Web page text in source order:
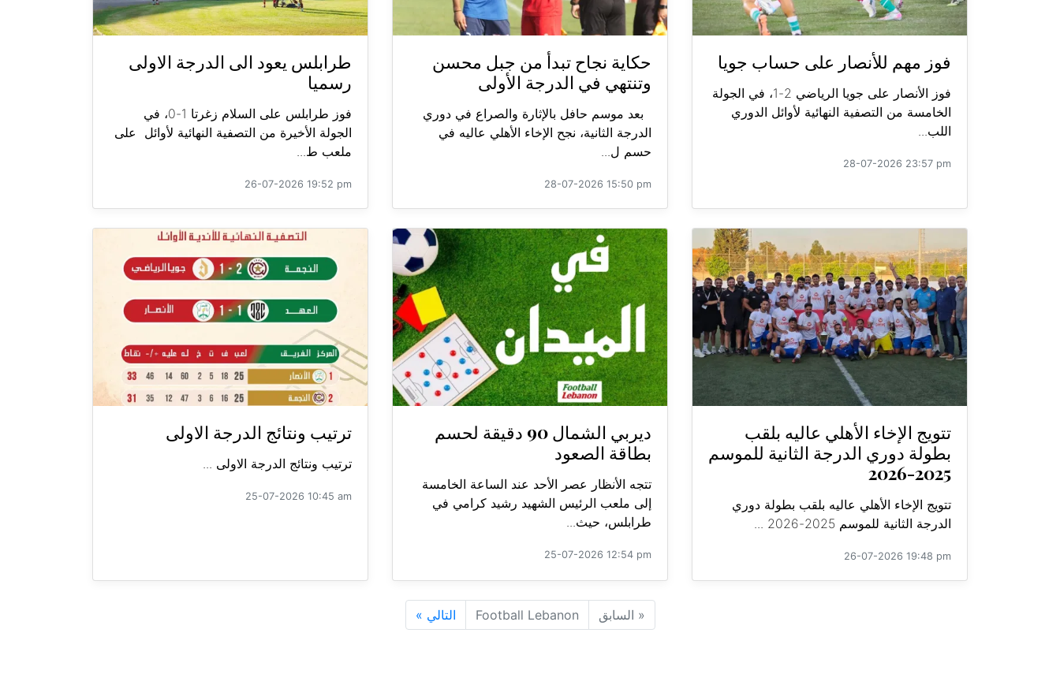
فوز مهم للأنصار على حساب جويا
فوز الأنصار على جويا الرياضي 2-1، في الجولة
الخامسة من التصفية النهائية لأوائل الدوري
اللب...
28-07-2026 23:57 pm
حكاية نجاح تبدأ من جبل محسن
وتنتهي في الدرجة الأولى
بعد موسم حافل بالإثارة والصراع في دوري
الدرجة الثانية، نجح الإخاء الأهلي عاليه في
حسم ل...
28-07-2026 15:50 pm
طرابلس يعود الى الدرجة الاولى
رسميا
فوز طرابلس على السلام زغرتا 1-0، في
الجولة الأخيرة من التصفية النهائية لأوائل على
ملعب ط...
26-07-2026 19:52 pm
تتويج الإخاء الأهلي عاليه بلقب
بطولة دوري الدرجة الثانية للموسم
2025-2026
تتويج الإخاء الأهلي عاليه بلقب بطولة دوري
الدرجة الثانية للموسم 2025-2026 ...
26-07-2026 19:48 pm
ديربي الشمال 90 دقيقة لحسم
بطاقة الصعود
تتجه الأنظار عصر الأحد عند الساعة الخامسة
إلى ملعب الرئيس الشهيد رشيد كرامي في
طرابلس، حيث...
25-07-2026 12:54 pm
ترتيب ونتائج الدرجة الاولى
ترتيب ونتائج الدرجة الاولى ...
25-07-2026 10:45 am
« السابق Football Lebanon التالي »